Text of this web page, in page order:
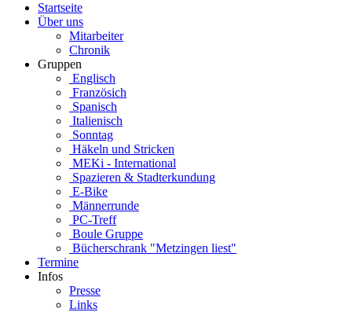
Startseite
Über uns
Mitarbeiter
Chronik
Gruppen
Englisch
Französich
Spanisch
Italienisch
Sonntag
Häkeln und Stricken
MEKi - International
Spazieren & Stadterkundung
E-Bike
Männerrunde
PC-Treff
Boule Gruppe
Bücherschrank "Metzingen liest"
Termine
Infos
Presse
Links